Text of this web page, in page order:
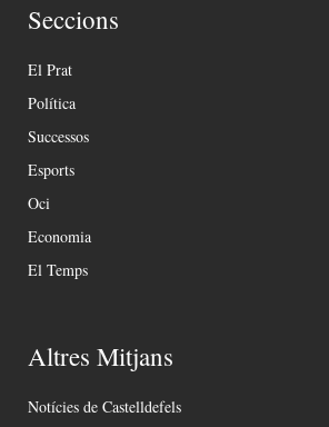
Seccions
El Prat
Política
Successos
Esports
Oci
Economia
El Temps
Altres Mitjans
Notícies de Castelldefels